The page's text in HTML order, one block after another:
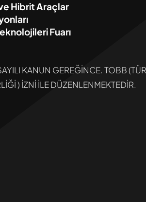
Hibrit Araçlar
Fuarı
KANUN GEREĞİNCE. TOBB
) İZNİ İLE DÜZENLENMEKTEDİR.